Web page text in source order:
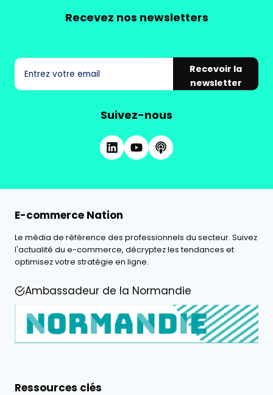
Recevez nos newsletters
Recevoir la
newsletter
Suivez-nous
E-commerce Nation
Le média de référence des professionnels du secteur. Suivez
l'actualité du e-commerce, décryptez les tendances et
optimisez votre stratégie en ligne.
Ambassadeur de la Normandie
Ressources clés